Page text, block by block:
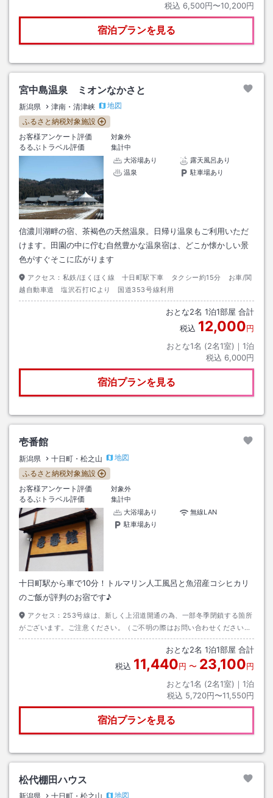
税込 6,500円〜10,200円
宿泊プランを見る
宮中島温泉 ミオンなかさと
新潟県 津南・清津峡
地図
ふるさと納税対象施設
お客様アンケート評価
対象外
るるぶトラベル評価
集計中
大浴場あり
露天風呂あり
温泉
駐車場あり
信濃川湖畔の宿、茶褐色の天然温泉。日帰り温泉もご利用いただ
けます。田園の中に佇む自然豊かな温泉宿は、どこか懐かしい景
色がすぐそこに広がります
アクセス： 私鉄/ほくほく線 十日町駅下車 タクシー約15分 お車/関
越自動車道 塩沢石打ICより 国道353号線利用
おとな2名 1泊1部屋 合計
税込 12,000円
おとな1名 (2名1室)｜ 1泊
税込 6,000円
宿泊プランを見る
壱番館
新潟県 十日町・松之山
地図
ふるさと納税対象施設
お客様アンケート評価
対象外
るるぶトラベル評価
集計中
大浴場あり
無線LAN
駐車場あり
十日町駅から車で10分！トルマリン人工風呂と魚沼産コシヒカリ
のご飯が評判のお宿です♪
アクセス： 253号線は、新しく上沼道開通の為、一部冬季閉鎖する箇所
がございます。ご注意ください。（ご不明の際はお問い合わせくださいま
せ）
おとな2名 1泊1部屋 合計
税込 11,440円 〜 23,100円
おとな1名 (2名1室)｜ 1泊
税込 5,720円〜11,550円
宿泊プランを見る
松代棚田ハウス
新潟県 十日町・松之山 地図